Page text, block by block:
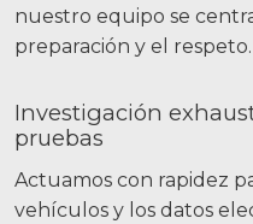
nuestro equipo se
preparación y el respeto.
Investigación
pruebas
Actuamos con rapidez
vehículos y los datos